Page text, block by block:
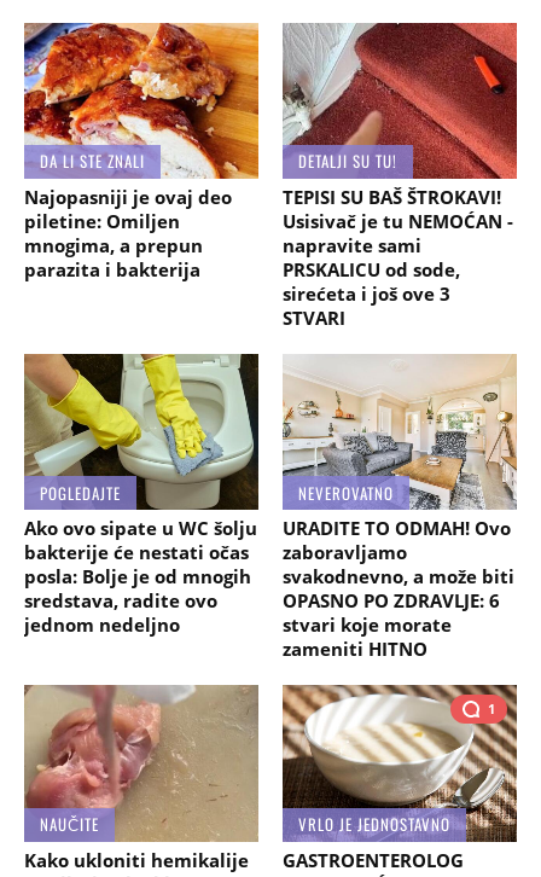
DA LI STE ZNALI
Najopasniji je ovaj deo
piletine: Omiljen
mnogima, a prepun
parazita i bakterija
DETALJI SU TU!
TEPISI SU BAŠ ŠTROKAVI!
Usisivač je tu NEMOĆAN -
napravite sami
PRSKALICU od sode,
sirećeta i još ove 3
STVARI
POGLEDAJTE
Ako ovo sipate u WC šolju
bakterije će nestati očas
posla: Bolje je od mnogih
sredstava, radite ovo
jednom nedeljno
NEVEROVATNO
URADITE TO ODMAH! Ovo
zaboravljamo
svakodnevno, a može biti
OPASNO PO ZDRAVLJE: 6
stvari koje morate
zameniti HITNO
NAUČITE
Kako ukloniti hemikalije
1
VRLO JE JEDNOSTAVNO
GASTROENTEROLOG